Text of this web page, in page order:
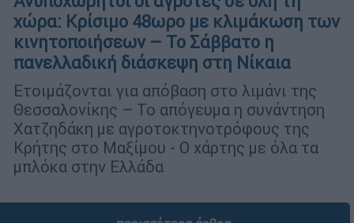
χώρα: Κρίσιμο 48ωρο με κλιμάκωση των
κινητοποιήσεων – Το Σάββατο η
πανελλαδική διάσκεψη στη Νίκαια
Ετοιμάζονται για απόβαση στο λιμάνι της
Θεσσαλονίκης – Το απόγευμα η συνάντηση
Χατζηδάκη με αγροτοκτηνοτρόφους της
Κρήτης στο Μαξίμου - Ο χάρτης με όλα τα
μπλόκα στην Ελλάδα